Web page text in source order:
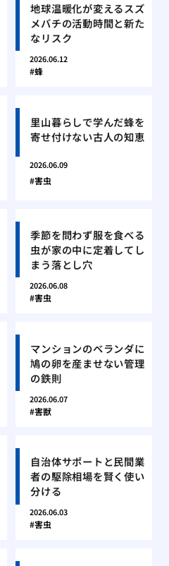
地球温暖化が変えるスズ
メバチの活動時間と新た
なリスク
2026.06.12
蜂
里山暮らしで学んだ蜂を
寄せ付けない古人の知恵
2026.06.09
害虫
季節を問わず服を食べる
虫が家の中に定着してし
まう落とし穴
2026.06.08
害虫
マンションのベランダに
鳩の卵を産ませない管理
の鉄則
2026.06.07
害獣
自治体サポートと民間業
者の駆除相場を賢く使い
分ける
2026.06.03
害虫